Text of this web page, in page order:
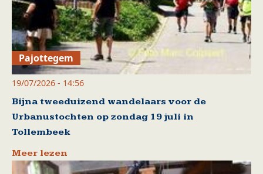
Pajottegem
19/07/2026 - 14:56
Bijna tweeduizend wandelaars voor de
Urbanustochten op zondag 19 juli in
Tollembeek
Meer lezen